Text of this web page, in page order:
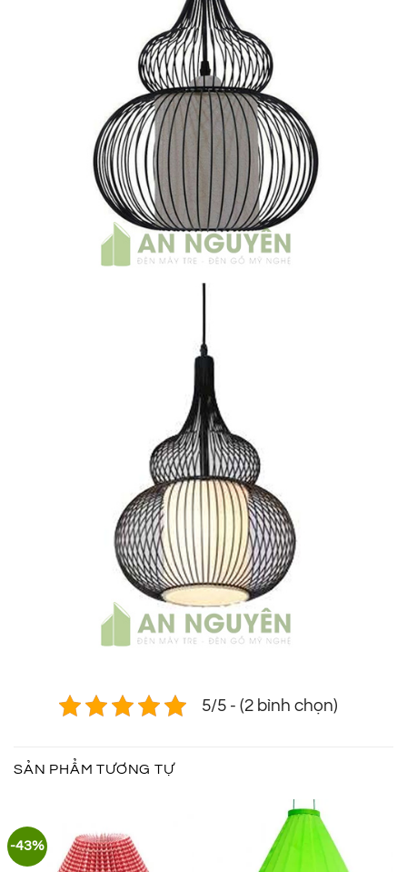
5/5 - (2 bình chọn)
SẢN PHẨM TƯƠNG TỰ
-43%